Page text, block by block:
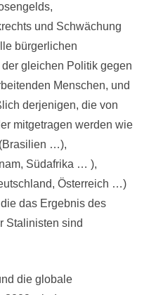
und Schwächung
bürgerlichen
gleichen Politik gegen
Menschen, und
derjenigen, die von
mitgetragen werden wie
(Brasilien …),
Südafrika … ),
Österreich …)
das Ergebnis des
Stalinisten sind
die globale